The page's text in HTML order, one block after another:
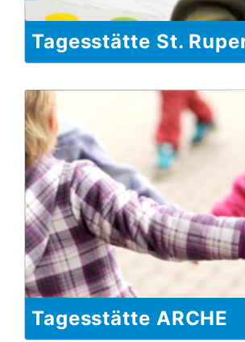
Tagesstätte St.
Tagesstätte ARCHE